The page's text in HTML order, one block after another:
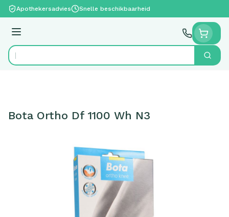
Ga naar de inhoud
Apothekersadvies Snelle beschikbaarheid
Menu
Product, merk, categorie... Zoek
Bota Ortho Df 1100 Wh N3